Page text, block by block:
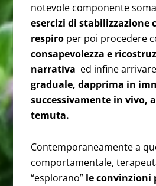
notevole componente
esercizi di stabilizzazione
respiro per poi procedere
consapevolezza e
narrativa ed infine
graduale, dapprima in
successivamente in vivo,
temuta.
Contemporaneamente a
comportamentale,
“esplorano” le convinzioni